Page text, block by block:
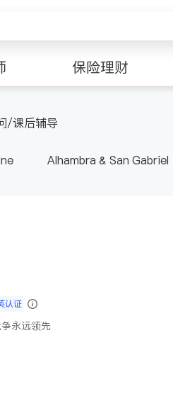
保险理财
/课后辅导
Alhambra & San Gabriel
认证
永远领先